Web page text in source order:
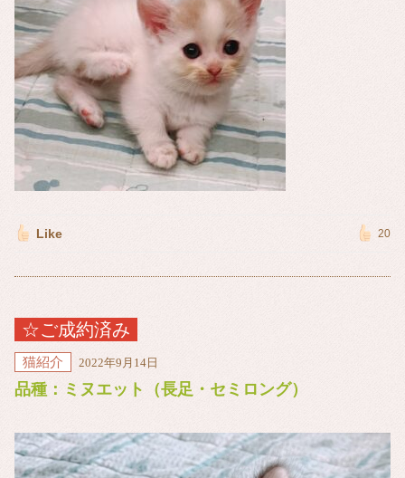
Like 20
☆ご成約済み
猫紹介 2022年9月14日
品種：ミヌエット（長足・セミロング）